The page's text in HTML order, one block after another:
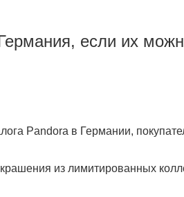
если их
Pandora в Германии,
из лимитированных